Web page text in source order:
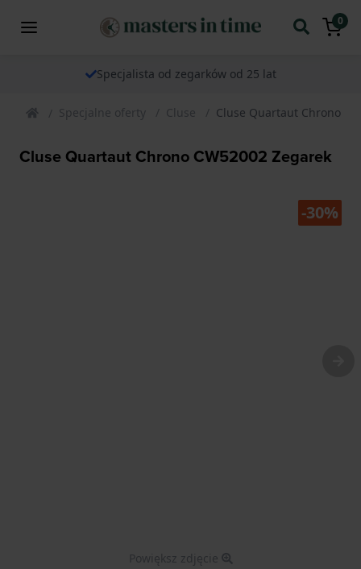
0
Specjalista od zegarków od 25 lat
Specjalne oferty Cluse Cluse Quartaut Chrono
Cluse Quartaut Chrono CW52002 Zegarek
-30%
Powiększ zdjęcie